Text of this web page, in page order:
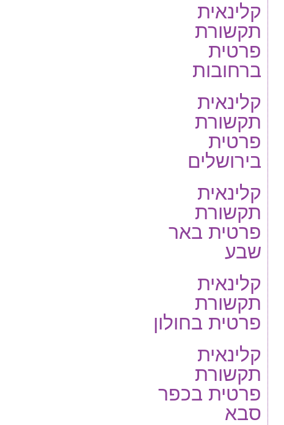
קלינאית
תקשורת
פרטית
ברחובות
קלינאית
תקשורת
פרטית
בירושלים
קלינאית
תקשורת
פרטית באר
שבע
קלינאית
תקשורת
פרטית בחולון
קלינאית
תקשורת
פרטית בכפר
סבא